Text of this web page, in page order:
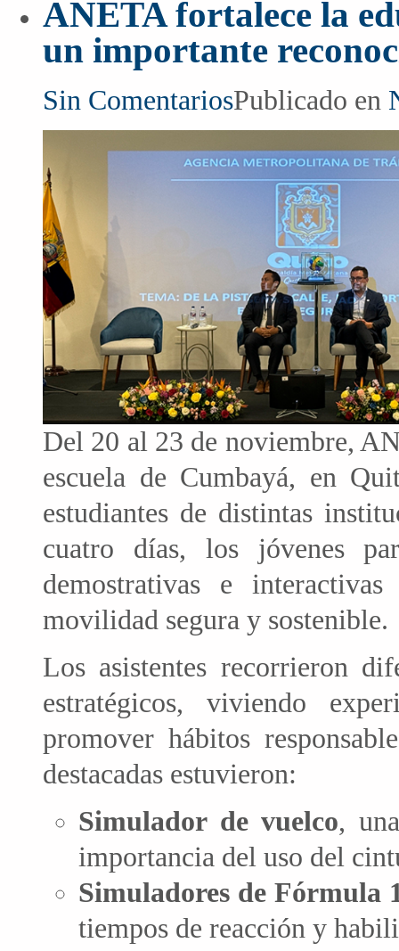
ANETA fortalece la
un importante
Sin ComentariosPublicado en
Del 20 al 23 de noviembre,
escuela de Cumbayá, en
estudiantes de distintas
cuatro días, los jóvenes
demostrativas e
movilidad segura y sostenible.
Los asistentes recorrieron
estratégicos, viviendo
promover hábitos
destacadas estuvieron:
Simulador de vuelco,
importancia del uso del
Simuladores de Fórmula
tiempos de reacción y